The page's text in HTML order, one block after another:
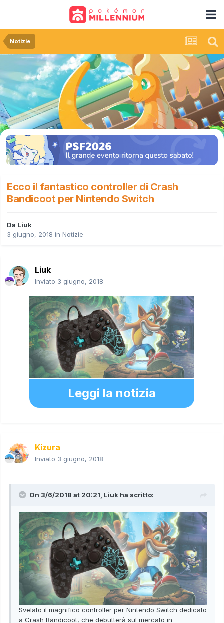
Notizie
Ecco il fantastico controller di Crash
Bandicoot per Nintendo Switch
Da Liuk
3 giugno, 2018 in Notizie
Liuk
Inviato 3 giugno, 2018
Leggi la notizia
Kizura
Inviato 3 giugno, 2018
On 3/6/2018 at 20:21, Liuk ha scritto:
Svelato il magnifico controller per Nintendo Switch dedicato
a Crash Bandicoot, che debutterà sul mercato in